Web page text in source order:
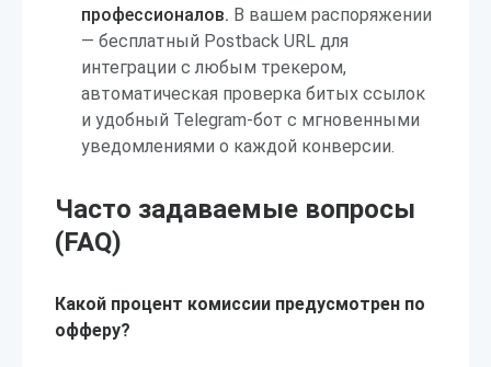
профессионалов. В вашем распоряжении
— бесплатный Postback URL для
интеграции с любым трекером,
автоматическая проверка битых ссылок
и удобный Telegram-бот с мгновенными
уведомлениями о каждой конверсии.
Часто задаваемые вопросы
(FAQ)
Какой процент комиссии предусмотрен по
офферу?